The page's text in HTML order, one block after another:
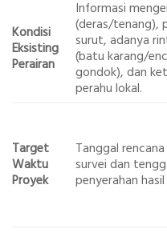
Kondisi
Eksisting
Perairan
Informasi
(deras/tenang),
surut, adanya
(batu karang/
gondok), dan
perahu lokal.
Target
Waktu
Proyek
Tanggal
survei dan
penyerahan